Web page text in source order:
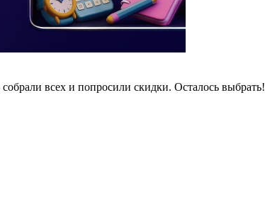
всех и попросили скидки. Осталось выбрать!